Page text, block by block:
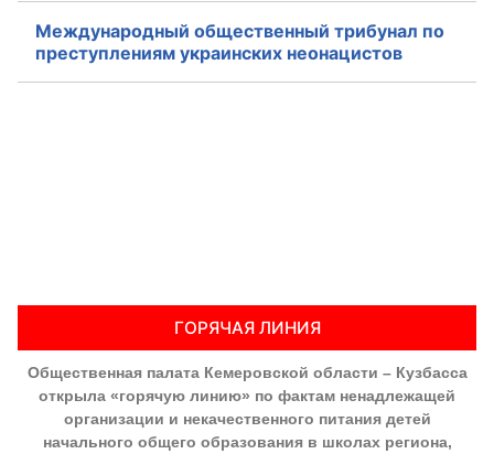
Кодекс этики ОП КО
Положения
УСТАВ ГКУ “АППАРАТ ОП КО”
Доходы руководителя за 2024 г.
Международный общественный трибунал по
преступлениям украинских неонацистов
ГОРЯЧАЯ ЛИНИЯ
Общественная палата Кемеровской области – Кузбасса
открыла «горячую линию» по фактам ненадлежащей
организации и некачественного питания детей
начального общего образования в школах региона,